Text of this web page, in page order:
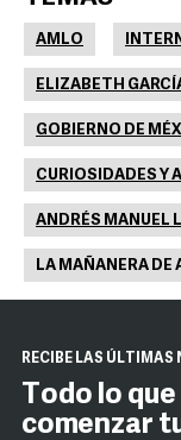
AMLO
ELIZABETH
GOBIERNO DE
CURIOSIDADES Y
ANDRÉS MANUEL
LA MAÑANERA DE
RECIBE LAS
Todo lo
comenzar